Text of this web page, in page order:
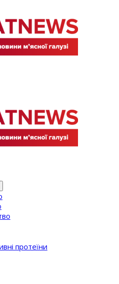
протеїни